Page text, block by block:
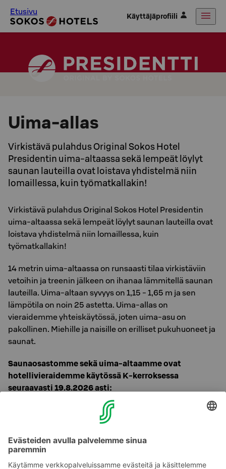
Etusivu Käyttäjäprofiili
Uima-allas
Virkistävä pulahdus Original Sokos Hotel
Presidentin uima-altaassa sekä lempeät löylyt
saunan lauteilla ovat loistava yhdistelmä niin
lomaillessa, kuin työmatkallakin!
Virkistävä pulahdus Original Sokos Hotel Presidentin
uima-altaassa sekä lempeät löylyt saunan lauteilla ovat
loistava yhdistelmä niin lomaillessa, kuin
työmatkallakin!
14 metrin uima-altaassa on runsaasti tilaa virkistäviin
vetoihin ja treenin jälkeen on ihanaa lämmitellä saunan
lauteilla. Uima-altaan syvyys on 1,15 - 1,65 m ja sen
lämpötila on noin 25 astetta. Uima-allas on
vieraidemme yhteiskäytössä, joten uima-asu on
pakollinen. Miehille ja naisille on erilliset pukuhuoneet ja
saunat.
Saunaosastomme sekä uima-altaamme ovat
hotellivieraidemme käytössä K-kerroksessa
seuraavasti 19.8.2026 asti:
Sauna päivittäin 6:30-10 & 17-21:30
Uima-allas päivittäin 6:30-12 & 17-21:30
Huomioithan, että 24.8.2026 alkaen allas- ja
saunaosastomme on pois käytöstä uudistustöiden